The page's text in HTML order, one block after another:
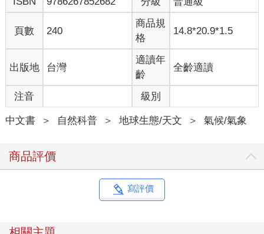
組（IPCC），二氧化碳的主要來源是燃燒化石燃料：全球85%以
上的二氧化碳排放都來自於能源生產、工業程序、運輸。這些排
放量在全球的分布不均，因為工業及財富的分布不等：北美、歐
洲、亞洲占全球工業生產二氧化碳排放量的90%以上（詳見圖
5）。除此之外，自古以來，已開發國家的排放量就比沒那麼先進
的國家多很多。
二氧化碳的第二大來源來自於土地利用改變，占全球二氧化碳排
放量的10%到15%。這些排放量主要來自於森林砍伐，目的是為
了農業、都市化或修築道路。砍伐雨林後，土地往往變成比較不
氧化碳的排放模式是不同的，南美洲、亞洲及非洲占了今日土地
利用變化排放量的90%以上。不過這引發了重要的道德問題，因
方，早在二十世紀初就已經發生這種狀況。以二氧化碳釋放量來
說，工業程序依然遠遠超過土地利用改變。
自從工業革命以來，我們排放了將近半兆公噸的碳到大氣層中，
頁數 240
商品規
格
14.8*20.9*1.5
出版地 台灣
適讀年
齡
全齡適讀
注音 級別
中文書 ＞ 自然科普 ＞ 地球生態/天文 ＞ 氣候/氣象
商品評價
寫評價